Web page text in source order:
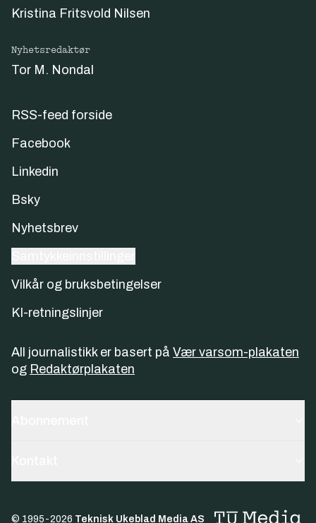
Kristina Fritsvold Nilsen
Nyhetsredaktør
Tor M. Nondal
RSS-feed forside
Facebook
Linkedin
Bsky
Nyhetsbrev
Vilkår og bruksbetingelser
KI-retningslinjer
All journalistikk er basert på Vær varsom-plakaten
og Redaktørplakaten
© 1995-2026 Teknisk Ukeblad Media AS